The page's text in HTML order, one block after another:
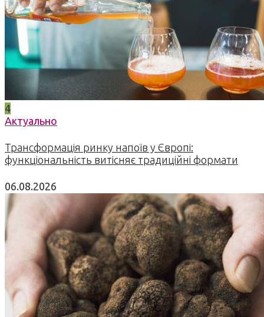
4
Актуально
Трансформація ринку напоїв у Європі:
функціональність витісняє традиційні формати
06.08.2026